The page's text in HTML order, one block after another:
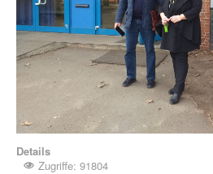
Details
Zugriffe: 91804